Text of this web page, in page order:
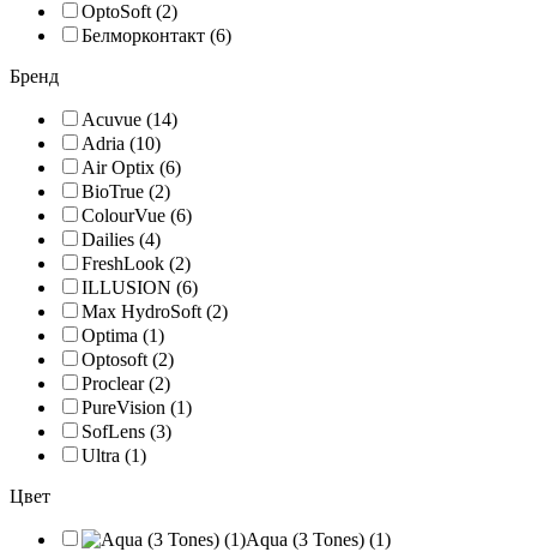
OptoSoft (2)
Белморконтакт (6)
Бренд
Acuvue (14)
Adria (10)
Air Optix (6)
BioTrue (2)
ColourVue (6)
Dailies (4)
FreshLook (2)
ILLUSION (6)
Max HydroSoft (2)
Optima (1)
Optosoft (2)
Proclear (2)
PureVision (1)
SofLens (3)
Ultra (1)
Цвет
Aqua (3 Tones) (1)